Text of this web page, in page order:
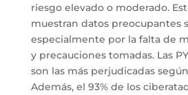
riesgo elevado o moderado.
muestran datos preocupantes
especialmente por la falta de
y precauciones tomadas. Las
son las más perjudicadas
Además, el 93% de los